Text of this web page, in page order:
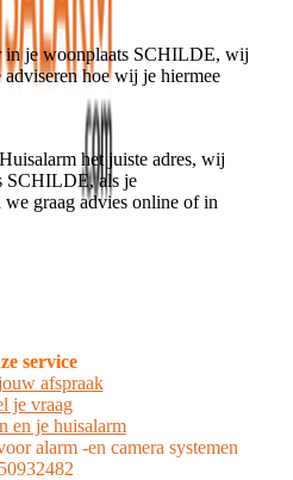
in je woonplaats SCHILDE, wij
hoe wij je hiermee
het juiste adres, wij
SCHILDE, als je
graag advies online of in
service
afspraak
je vraag
en je huisalarm
alarm -en camera systemen